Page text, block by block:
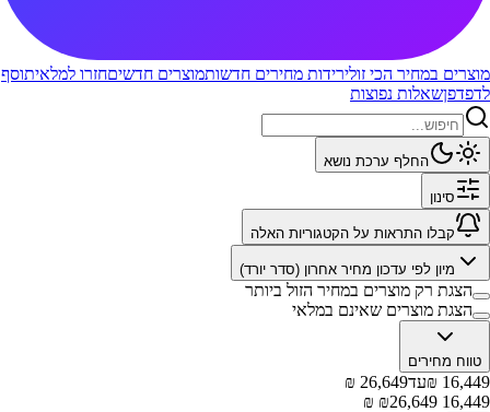
מוצרים במחיר הכי זולירידות מחירים חדשותמוצרים חדשיםחזרו למלאיתוסף
לדפדפןשאלות נפוצות
החלף ערכת נושא
סינון
קבלו התראות על הקטגוריות האלה
מיון לפי עדכון מחיר אחרון (סדר יורד)
הצגת רק מוצרים במחיר הזול ביותר
הצגת מוצרים שאינם במלאי
טווח מחירים
16,449
₪עד26,649
₪
16,449
26,649
₪